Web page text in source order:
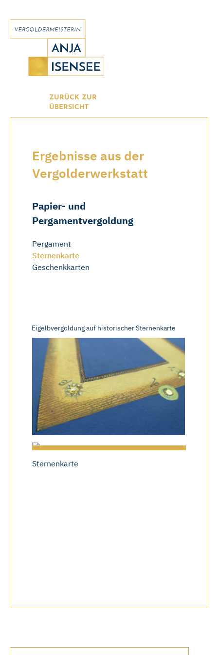
ZURÜCK ZUR
ÜBERSICHT
Ergebnisse aus der
Vergolder­werkstatt
Papier- und
Pergamentvergoldung
Pergament
Sternenkarte
Geschenkkarten
Eigelbvergoldung auf historischer Sternenkarte
Sternenkarte